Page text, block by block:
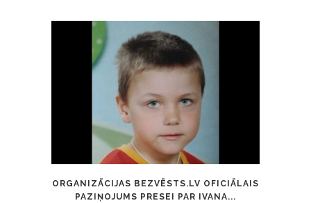
ORGANIZĀCIJAS BEZVĒSTS.LV OFICIĀLAIS
PAZIŅOJUMS PRESEI PAR IVANA...